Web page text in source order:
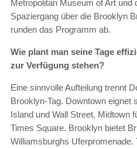
Metropolitan Museum of Art und
Spaziergang über die Brooklyn
runden das Programm ab.
Wie plant man seine Tage
zur Verfügung stehen?
Eine sinnvolle Aufteilung trennt
Brooklyn-Tag. Downtown eignet
Island und Wall Street, Midtown
Times Square. Brooklyn bietet
Williamsburghs